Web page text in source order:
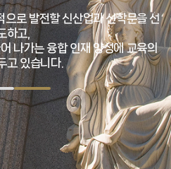
학원
지사항
학원
지사항
로 발전할 신산업과 신학문을 선
하고,
나가는 융합 인재 양성에 교육의
고 있습니다.